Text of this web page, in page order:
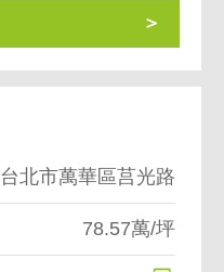
台北市萬華區莒光路
78.57萬/坪